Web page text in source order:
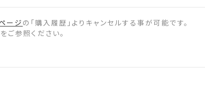
ージ の「購入履歴」よりキャンセルする事が可能です。
ご参照ください。